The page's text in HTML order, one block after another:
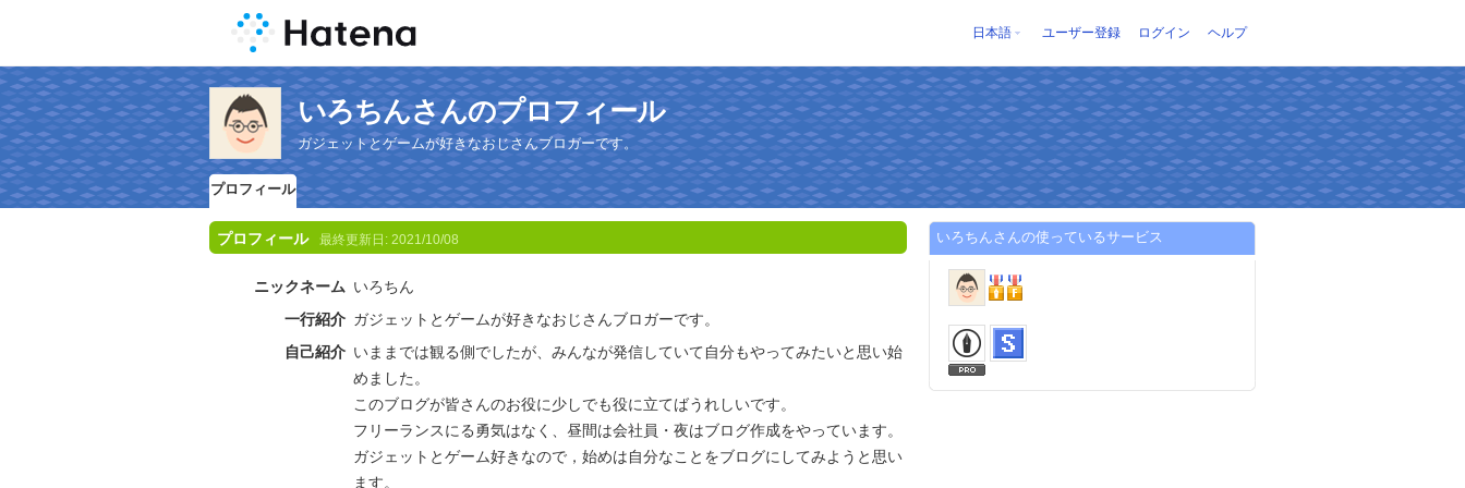
日本語 ユーザー登録 ログイン ヘルプ
いろちんさんのプロフィール
ガジェットとゲームが好きなおじさんブロガーです。
プロフィール
プロフィール 最終更新日: 2021/10/08
ニックネーム いろちん
一行紹介 ガジェットとゲームが好きなおじさんブロガーです。
自己紹介 いままでは観る側でしたが、みんなが発信していて自分もやってみたいと思い始
めました。
このブログが皆さんのお役に少しでも役に立てばうれしいです。
フリーランスにる勇気はなく、昼間は会社員・夜はブログ作成をやっています。
ガジェットとゲーム好きなので，始めは自分なことをブログにしてみようと思い
ます。
いろちんさんの使っているサービス